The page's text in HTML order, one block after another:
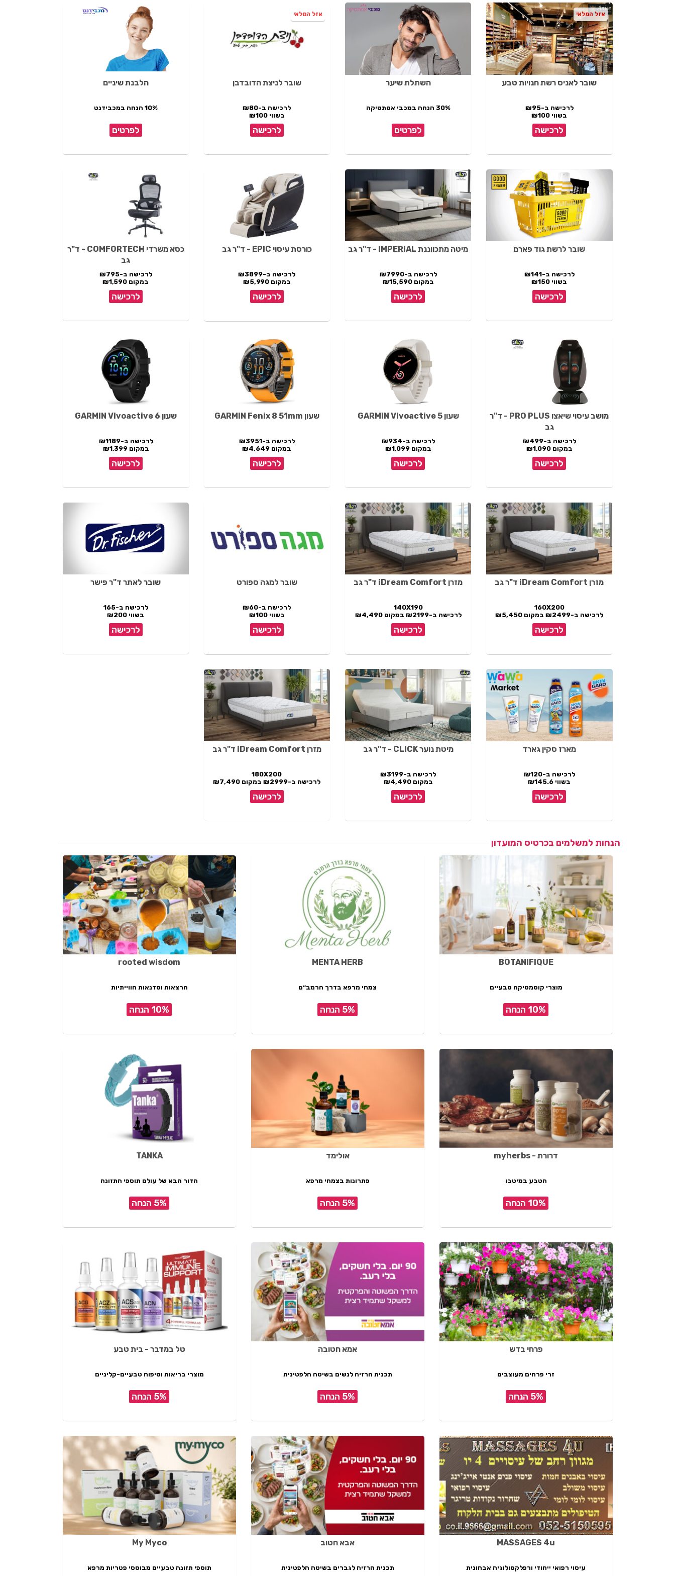
שובר לאניס רשת חנויות טבע
לרכישה ב-₪95
בשווי ₪100
לרכישה
אזל המלאי
השתלת שיער
30% הנחה במכבי אסתטיקה
לפרטים
שובר לניצת הדובדבן
לרכישה ב-₪80
בשווי ₪100
לרכישה
אזל המלאי
הלבנת שיניים
10% הנחה במכבידנט
לפרטים
שובר לרשת גוד פארם
לרכישה ב-₪141
בשווי ₪150
לרכישה
מיטה מתכווננת IMPERIAL - ד"ר גב
לרכישה ב-₪7990
במקום ₪15,590
לרכישה
כורסת עיסוי EPIC - ד"ר גב
לרכישה ב-₪3899
במקום ₪5,990
לרכישה
כסא משרדי COMFORTECH - ד"ר
גב
לרכישה ב-₪795
במקום ₪1,590
לרכישה
מושב עיסוי שיאצו PRO PLUS - ד"ר
גב
לרכישה ב-₪499
במקום ₪1,090
לרכישה
שעון GARMIN VIvoactive 5
לרכישה ב-₪934
במקום ₪1,099
לרכישה
שעון GARMIN Fenix 8 51mm
לרכישה ב-₪3951
במקום ₪4,649
לרכישה
שעון GARMIN VIvoactive 6
לרכישה ב-₪1189
במקום ₪1,399
לרכישה
מזרן iDream Comfort ד"ר גב
160X200
לרכישה ב-₪2499 במקום ₪5,450
לרכישה
מזרן iDream Comfort ד"ר גב
140X190
לרכישה ב-₪2199 במקום ₪4,490
לרכישה
שובר למגה ספורט
לרכישה ב-₪60
בשווי ₪100
לרכישה
שובר לאתר ד"ר פישר
לרכישה ב-165
בשווי ₪200
לרכישה
מארז סקין גארד
לרכישה ב-₪120
בשווי ₪145.6
לרכישה
מיטת נוער CLICK - ד"ר גב
לרכישה ב-₪3199
במקום ₪4,490
לרכישה
מזרן iDream Comfort ד"ר גב
180X200
לרכישה ב-₪2999 במקום ₪7,490
לרכישה
הנחות למשלמים בכרטיס המועדון
BOTANIFIQUE
מוצרי קוסמטיקה טבעיים
10% הנחה
MENTA HERB
צמחי מרפא בדרך הרמב״ם
5% הנחה
rooted wisdom
הרצאות וסדנאות חווייתיות
10% הנחה
דרורת - myherbs
הטבע במיטבו
10% הנחה
אולימד
פתרונות בצמחי מרפא
5% הנחה
TANKA
הדור הבא של עולם תוספי התזונה
5% הנחה
פרחי בדש
זרי פרחים מעוצבים
5% הנחה
אמא חטובה
תכנית הרזיה לנשים בשיטה הלפטינית
5% הנחה
טל במדבר - בית טבע
מוצרי בריאות וטיפוח טבעיים-קליניים
5% הנחה
MASSAGES 4u
עיסוי רפואי ייחודי ורפלקסולוגיה אבחונית
אבא חטוב
תכנית הרזיה לגברים בשיטה הלפטינית
My Myco
תוספי תזונה טבעיים מבוססי פטריות מרפא